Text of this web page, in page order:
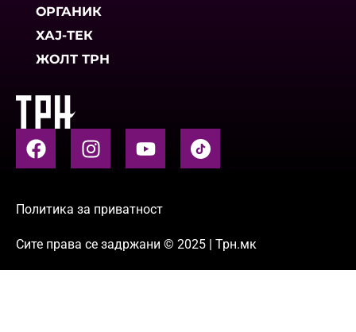
ОРГАНИК
ХАЈ-ТЕК
ЖОЛТ ТРН
Политика за приватност
Сите права се задржани © 2025 | Трн.мк